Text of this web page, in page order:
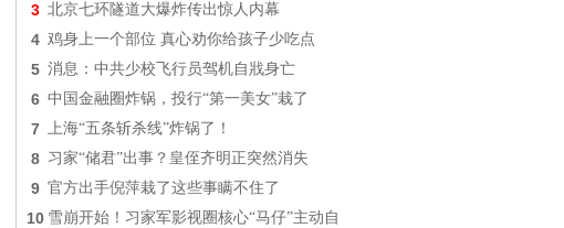
3 北京七环隧道大爆炸传出惊人内幕
4 鸡身上一个部位 真心劝你给孩子少吃点
5 消息：中共少校飞行员驾机自戕身亡
6 中国金融圈炸锅，投行“第一美女”栽了
7 上海“五条斩杀线”炸锅了！
8 习家“储君”出事？皇侄齐明正突然消失
9 官方出手倪萍栽了这些事瞒不住了
10 雪崩开始！习家军影视圈核心“马仔”主动自